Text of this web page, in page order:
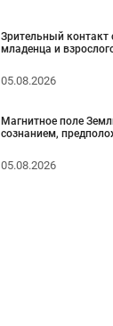
Зрительный контакт
младенца и
05.08.2026
Магнитное поле
сознанием,
05.08.2026